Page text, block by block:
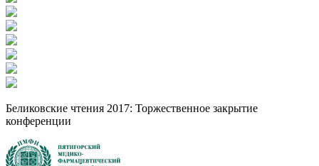
Беликовские чтения 2017: Торжественное закрытие
конференции